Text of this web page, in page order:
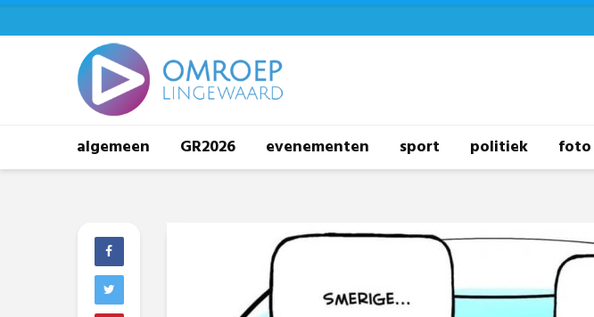
algemeen GR2026 evenementen sport politiek foto